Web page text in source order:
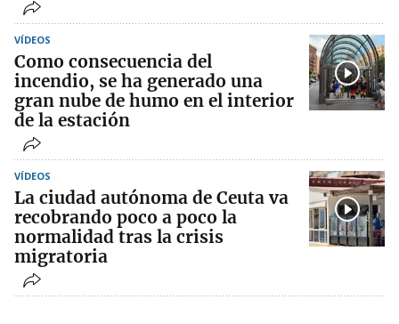
VÍDEOS
Como consecuencia del
incendio, se ha generado una
gran nube de humo en el interior
de la estación
VÍDEOS
La ciudad autónoma de Ceuta va
recobrando poco a poco la
normalidad tras la crisis
migratoria